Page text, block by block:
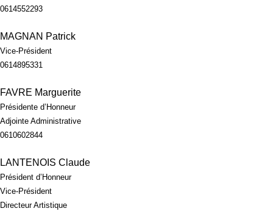
0614552293
MAGNAN Patrick
Vice-Président
0614895331
FAVRE Marguerite
Présidente d’Honneur
Adjointe Administrative
0610602844
LANTENOIS Claude
Président d’Honneur
Vice-Président
Directeur Artistique